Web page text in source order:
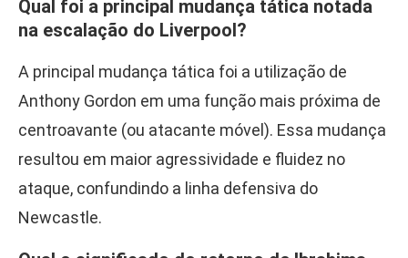
Qual foi a principal mudança tática notada
na escalação do Liverpool?
A principal mudança tática foi a utilização de
Anthony Gordon em uma função mais próxima de
centroavante (ou atacante móvel). Essa mudança
resultou em maior agressividade e fluidez no
ataque, confundindo a linha defensiva do
Newcastle.